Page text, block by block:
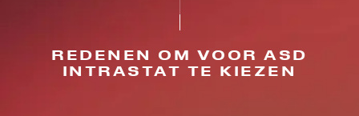
REDENEN OM VOOR ASD
INTRASTAT TE KIEZEN